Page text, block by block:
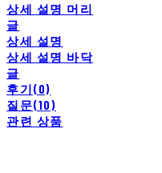
상세 설명 머리
글
상세 설명
상세 설명 바닥
글
후기(0)
질문(10)
관련 상품